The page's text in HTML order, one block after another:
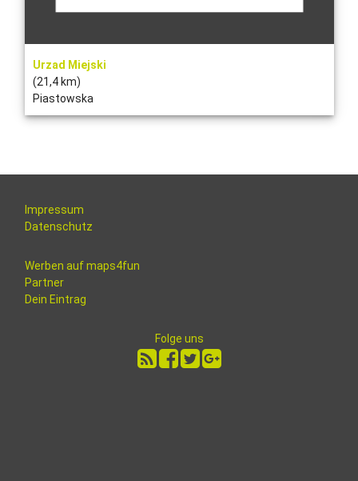
Urzad Miejski
(21,4 km)
Piastowska
Impressum
Datenschutz
Werben auf maps4fun
Partner
Dein Eintrag
Folge uns